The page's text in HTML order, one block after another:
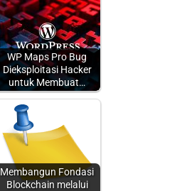
WP Maps Pro Bug
Dieksploitasi Hacker
untuk Membuat…
Membangun Fondasi
Blockchain melalui